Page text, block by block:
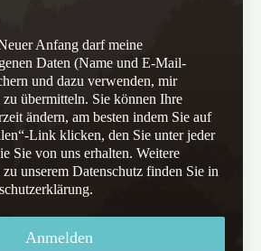
Anfang darf meine
Daten (Name und E-Mail-
und dazu verwenden, mir
übermitteln. Sie können Ihre
ändern, am besten indem Sie auf
Link klicken, den Sie unter jeder
Sie von uns erhalten. Weitere
unserem Datenschutz finden Sie in
Anmelden